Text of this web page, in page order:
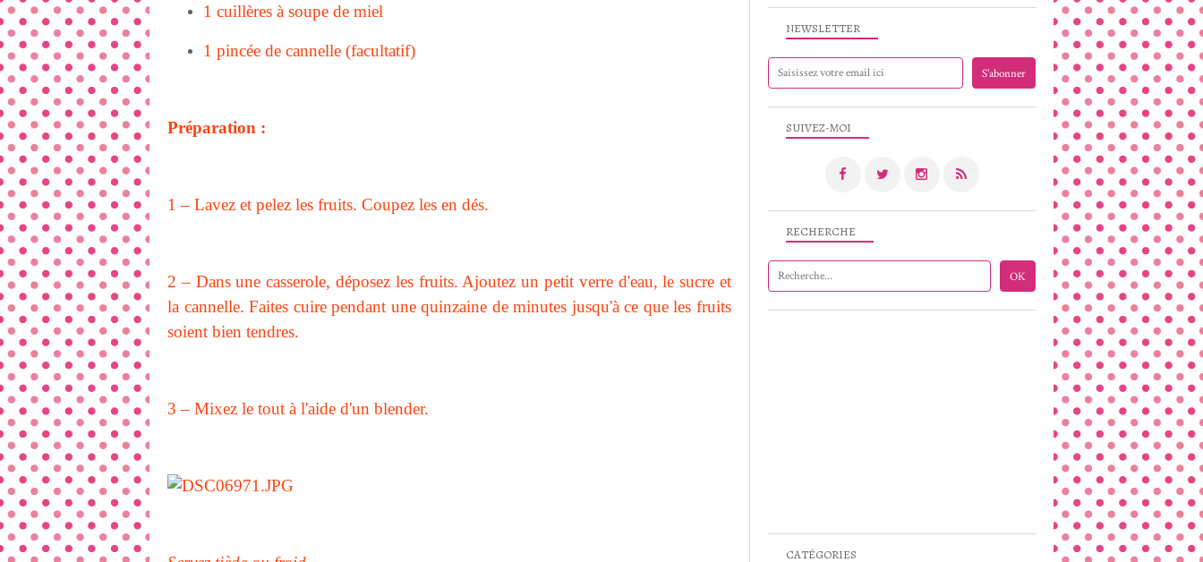
1 cuillères à soupe de miel
1 pincée de cannelle (facultatif)
Préparation :
1 – Lavez et pelez les fruits. Coupez les en dés.
2 – Dans une casserole, déposez les fruits. Ajoutez un petit verre d'eau, le sucre et
la cannelle. Faites cuire pendant une quinzaine de minutes jusqu'à ce que les fruits
soient bien tendres.
3 – Mixez le tout à l'aide d'un blender.
NEWSLETTER
SUIVEZ-MOI
RECHERCHE
CATÉGORIES